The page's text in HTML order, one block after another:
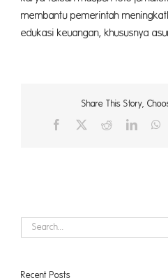
membantu pemerintah
edukasi keuangan, khususnya
Share This Story,
Facebook
Reddit
Search
Recent Posts